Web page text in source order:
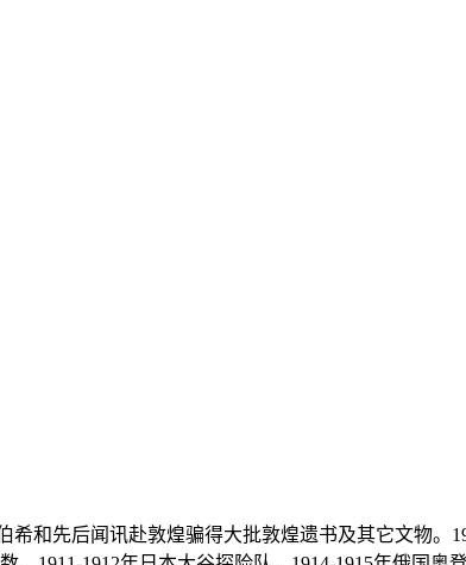
希和先后闻讯赴敦煌骗得大批敦煌遗书及其它文物。